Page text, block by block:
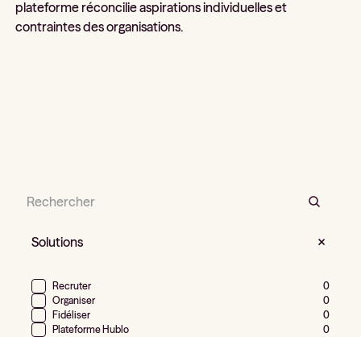
plateforme réconcilie aspirations individuelles et
contraintes des organisations.
Solutions
Recruter
0
Organiser
0
Fidéliser
0
Plateforme Hublo
0